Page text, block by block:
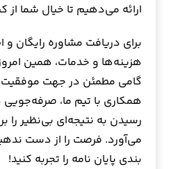
ارائه می‌دهیم تا خیال شما از
برای دریافت مشاوره رایگان و
هزینه‌ها و خدمات، همین
گامی مطمئن در جهت موفقیت
همکاری با تیم ما، صرفه‌جویی
رسیدن به نتیجه‌ای بی‌نظیر را
می‌آورد. فرصت را از دست
بندی پایان نامه را تجربه کنید!